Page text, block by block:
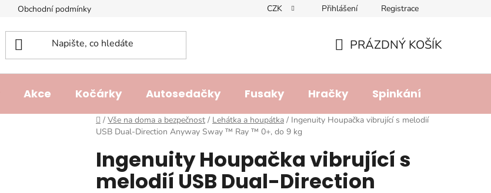
Obchodní podmínky Doprava a platba Lhůta pro vyřízení reklamace
CZK Přihlášení Registrace
KOŠÍK
PRÁZDNÝ KOŠÍK
Akce Kočárky Autosedačky Fusaky Hračky Spinkání
Domů
/ Vše na doma a bezpečnost / Lehátka a houpátka / Ingenuity Houpačka vibrující s melodií
USB Dual-Direction Anyway Sway ™ Ray ™ 0+, do 9 kg
Ingenuity Houpačka vibrující s
melodií USB Dual-Direction